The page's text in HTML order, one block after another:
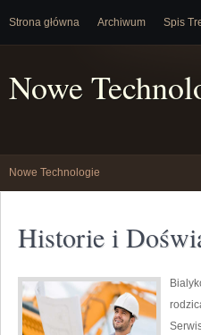
Strona główna Archiwum Spis
Nowe
Nowe Technologie
Historie i